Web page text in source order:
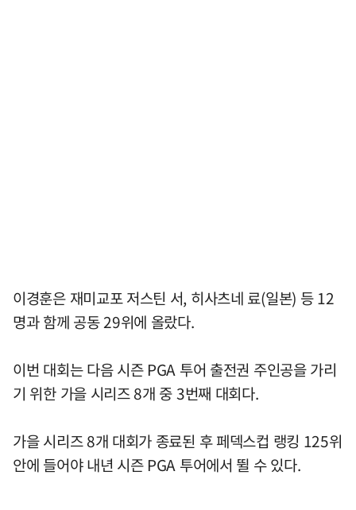
이경훈은 재미교포 저스틴 서, 히사츠네 료(일본) 등 12
명과 함께 공동 29위에 올랐다.
이번 대회는 다음 시즌 PGA 투어 출전권 주인공을 가리
기 위한 가을 시리즈 8개 중 3번째 대회다.
가을 시리즈 8개 대회가 종료된 후 페덱스컵 랭킹 125위
안에 들어야 내년 시즌 PGA 투어에서 뛸 수 있다.